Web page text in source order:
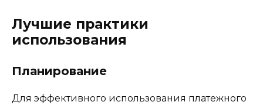
Лучшие практики
использования
Планирование
Для эффективного использования платежного